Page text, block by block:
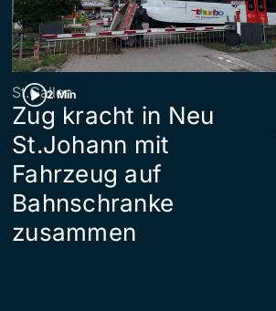
2 Min
St.Gallen
Zug kracht in Neu
St.Johann mit
Fahrzeug auf
Bahnschranke
zusammen